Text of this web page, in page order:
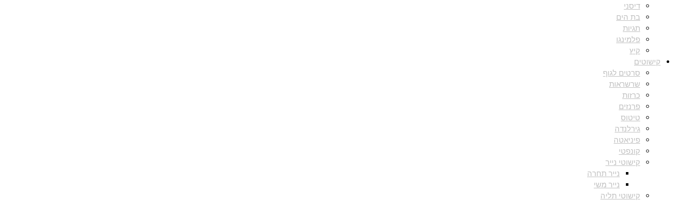
דיסני
בת הים
תגיות
פלמינגו
קיץ
קישוטים
סרטים לגוף
שרשראות
כרזות
פרנזים
טיטוס
גירלנדה
פיניאטה
קונפטי
קישוטי נייר
נייר תחרה
נייר משי
קישוטי תליה